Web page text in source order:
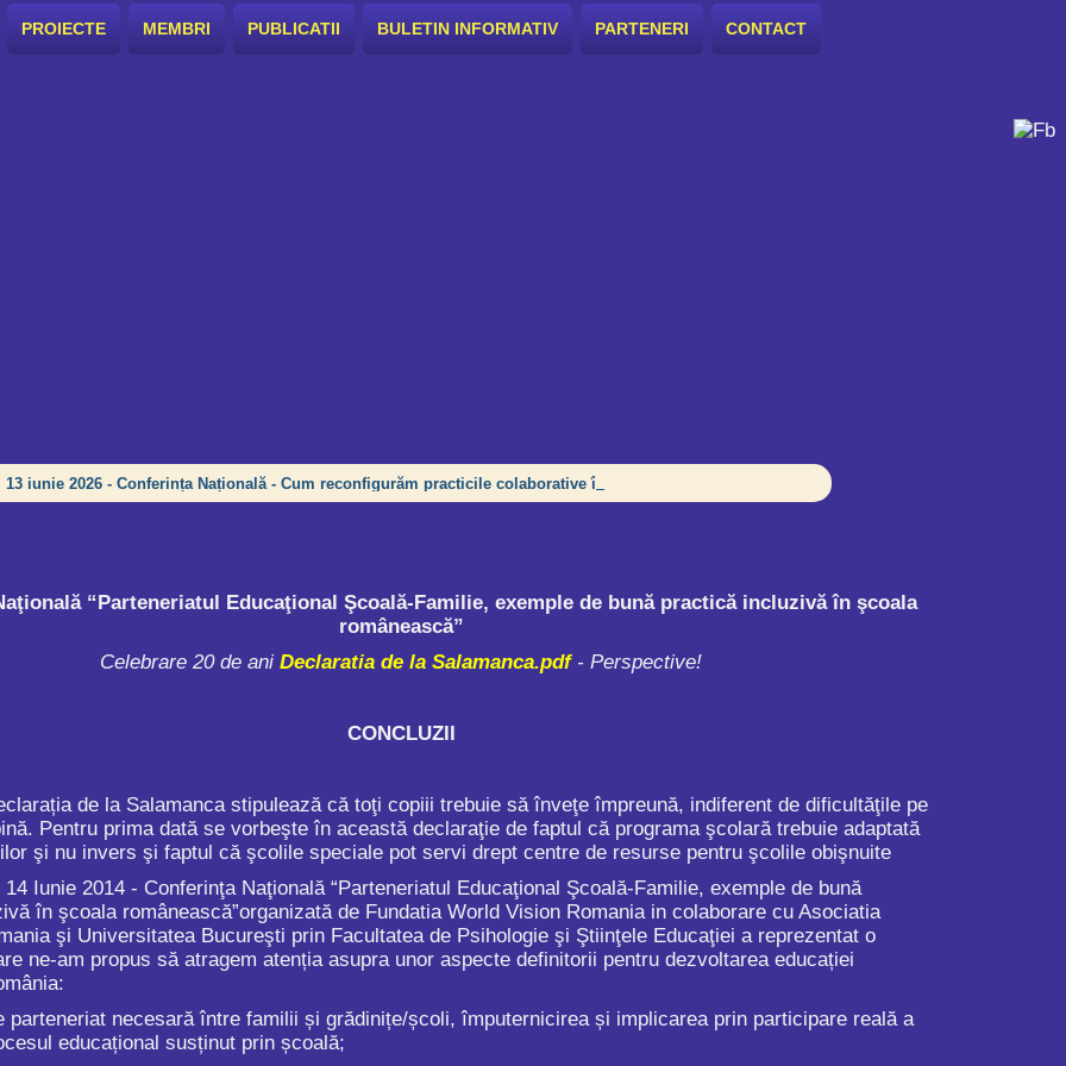
PROIECTE MEMBRI PUBLICATII BULETIN INFORMATIV PARTENERI CONTACT
de
Practici incluzive in gradinite
click aici. In perioada 2-4
noiembrie a.c., la Sinaia, in
cadrul proiectului Promovarea
educației incluzive pentru
copii cu dizabilități și CES în
România, cu focalizare pe
13 iunie 2026 - Conferința Națională - Cum reconfigurăm practicile colaborative în școală pentru echitate și incluziune?, Ploiești
“Parteneriatul Educaţional Şcoală-Familie, exemple de bună practică incluzivă în şcoala
românească”
Celebrare 20 de ani Declaratia de la Salamanca.pdf- Perspective!
CONCLUZII
la Salamanca stipulează că toţi copiii trebuie să înveţe împreună, indiferent de dificultăţile pe
Pentru prima dată se vorbeşte în această declaraţie de faptul că programa şcolară trebuie adaptată
şi nu invers şi faptul că şcolile speciale pot servi drept centre de resurse pentru şcolile obişnuite
Iunie 2014 - Conferinţa Naţională “Parteneriatul Educaţional Şcoală-Familie, exemple de bună
în şcoala românească”organizată de Fundatia World Vision Romania in colaborare cu Asociatia
şi Universitatea Bucureşti prin Facultatea de Psihologie şi Ştiinţele Educaţiei a reprezentat o
ne-am propus să atragem atenția asupra unor aspecte definitorii pentru dezvoltarea educației
necesară între familii și grădinițe/școli, împuternicirea și implicarea prin participare reală a
educațional susținut prin școală;